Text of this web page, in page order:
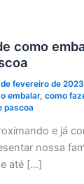
como
fevereiro de
embalar,como
pascoa
e já
nossa
até […]